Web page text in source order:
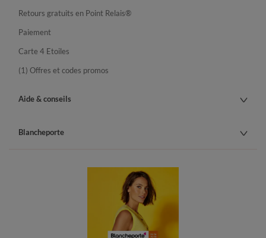
Retours gratuits en Point Relais®
Paiement
Carte 4 Etoiles
(1) Offres et codes promos
Aide & conseils
Blancheporte